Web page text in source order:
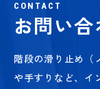
CONTACT
お問い合
階段の滑り止め（
や手すりなど、 イ